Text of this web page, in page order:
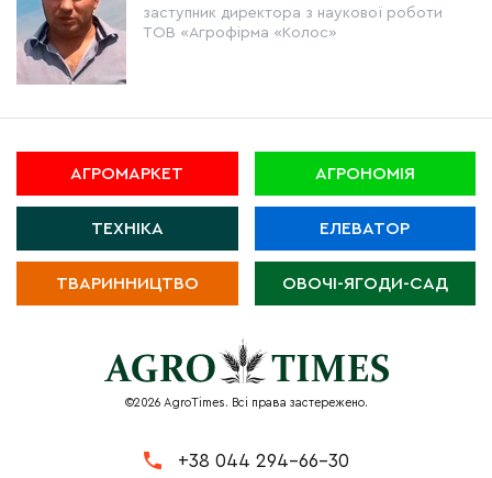
заступник директора з наукової роботи
ТОВ «Агрофірма «Колос»
АГРОМАРКЕТ АГРОНОМІЯ
ТЕХНІКА ЕЛЕВАТОР
ТВАРИННИЦТВО ОВОЧІ-ЯГОДИ-САД
©2026 AgroTimes. Всі права застережено.
+38 044 294-66-30